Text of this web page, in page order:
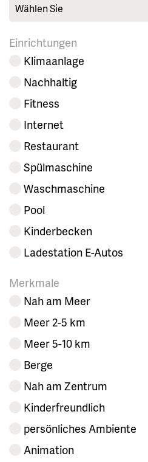
Wählen Sie
Einrichtungen
Klimaanlage
Nachhaltig
Fitness
Internet
Restaurant
Spülmaschine
Waschmaschine
Pool
Kinderbecken
Ladestation E-Autos
Merkmale
Nah am Meer
Meer 2-5 km
Meer 5-10 km
Berge
Nah am Zentrum
Kinderfreundlich
persönliches Ambiente
Animation